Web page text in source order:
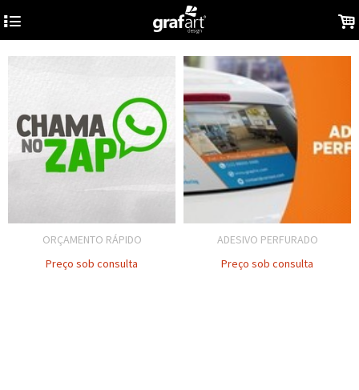
4 .
ORÇAMENTO RÁPIDO
Preço sob consulta
ADESIVO PERFURADO
Preço sob consulta